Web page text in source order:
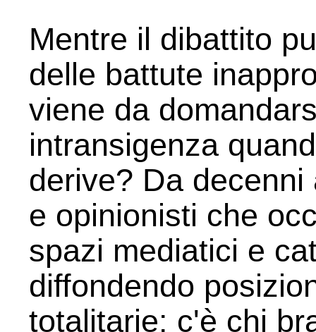
Mentre il dibattito
delle battute
viene da
intransigenza
derive? Da
e opinionisti che
spazi mediatici e
diffondendo
totalitarie: c'è chi